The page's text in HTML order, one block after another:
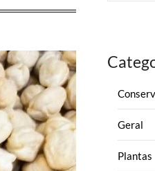
Geral
Plantas